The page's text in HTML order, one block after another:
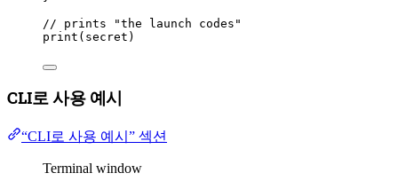
// prints "the launch codes"
print ( secret )
CLI로 사용 예시
“CLI로 사용 예시” 섹션
Terminal window